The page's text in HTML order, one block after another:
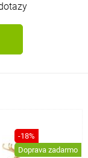
-18%
Doprava zadarmo